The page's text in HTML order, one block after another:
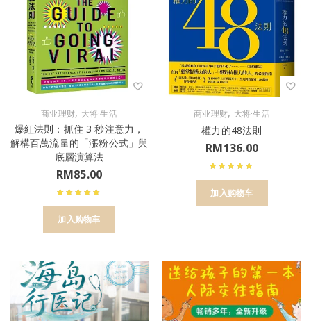
商业理财, 大将·生活
爆紅法則：抓住 3 秒注意力，
解構百萬流量的「漲粉公式」與
底層演算法
RM85.00
加入购物车
商业理财, 大将·生活
權力的48法則
RM136.00
加入购物车